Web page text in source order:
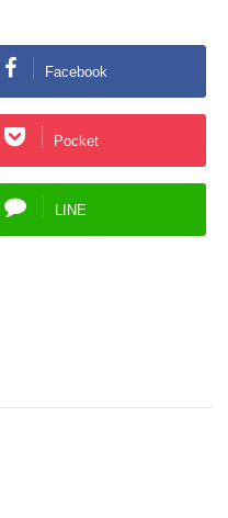
Facebook
Pocket
LINE